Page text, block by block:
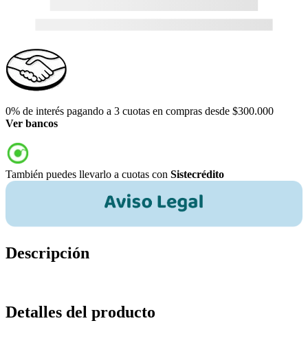
0% de interés pagando a 3 cuotas en compras desde $300.000
Ver bancos
También puedes llevarlo a cuotas con Sistecrédito
Descripción
Detalles del producto